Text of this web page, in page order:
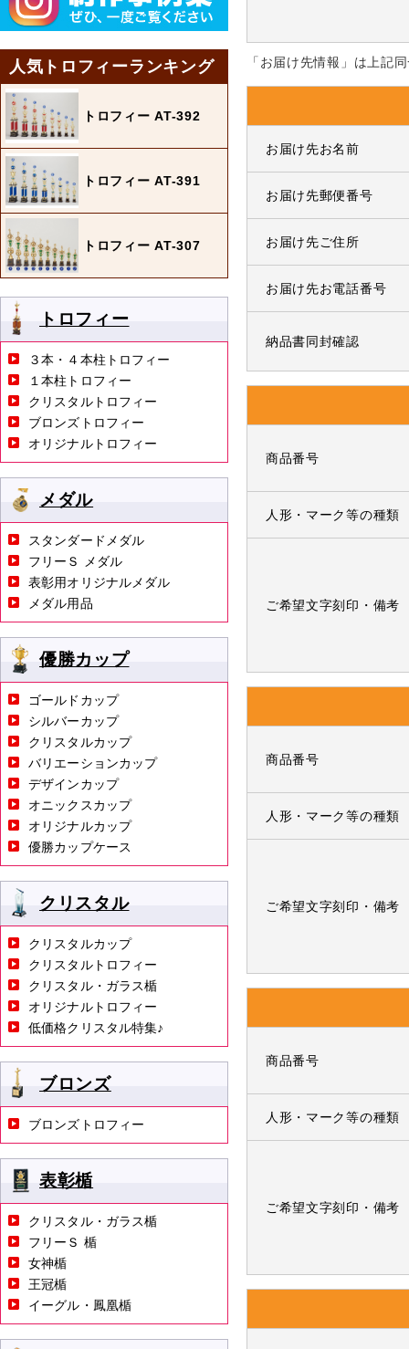
「お届け先情報」は上記
お届け先お名前
お届け先郵便番号
お届け先ご住所
お届け先お電話番号
納品書同封確認
商品番号
人形・マーク等の種類
ご希望文字刻印・備考
商品番号
人形・マーク等の種類
ご希望文字刻印・備考
商品番号
人形・マーク等の種類
ご希望文字刻印・備考
人気トロフィーランキング
トロフィー AT-392
トロフィー AT-391
トロフィー AT-307
トロフィー
３本・４本柱トロフィー
１本柱トロフィー
クリスタルトロフィー
ブロンズトロフィー
オリジナルトロフィー
メダル
スタンダードメダル
フリーＳ メダル
表彰用オリジナルメダル
メダル用品
優勝カップ
ゴールドカップ
シルバーカップ
クリスタルカップ
バリエーションカップ
デザインカップ
オニックスカップ
オリジナルカップ
優勝カップケース
クリスタル
クリスタルカップ
クリスタルトロフィー
クリスタル・ガラス楯
オリジナルトロフィー
低価格クリスタル特集♪
ブロンズ
ブロンズトロフィー
表彰楯
クリスタル・ガラス楯
フリーＳ 楯
女神楯
王冠楯
イーグル・鳳凰楯